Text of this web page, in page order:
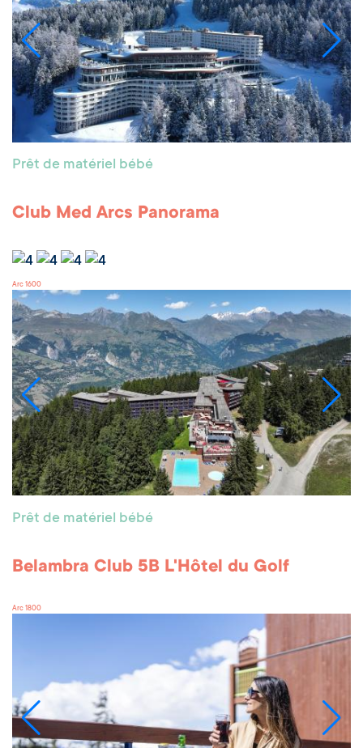
Prêt de matériel bébé
Club Med Arcs Panorama
Arc 1600
Prêt de matériel bébé
Belambra Club 5B L'Hôtel du Golf
Arc 1800